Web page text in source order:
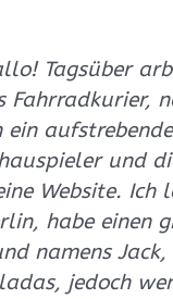
Tagsüber
Fahrradkurier,
ein
und
Website. Ich
habe einen
namens
jedoch